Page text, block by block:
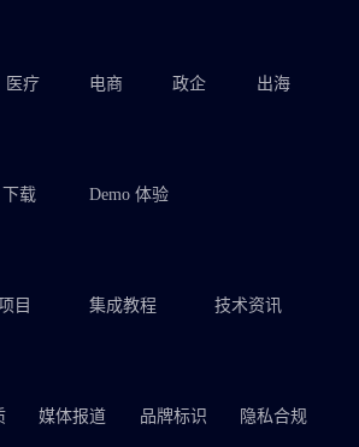
医疗 电商 政企 出海
下载 Demo 体验
目 集成教程 技术资讯
媒体报道 品牌标识
隐私合规